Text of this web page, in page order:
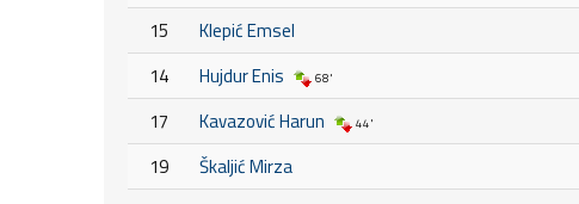
15
Klepić Emsel
14
Hujdur Enis 68'
17 Kavazović Harun 44'
19 Škaljić Mirza